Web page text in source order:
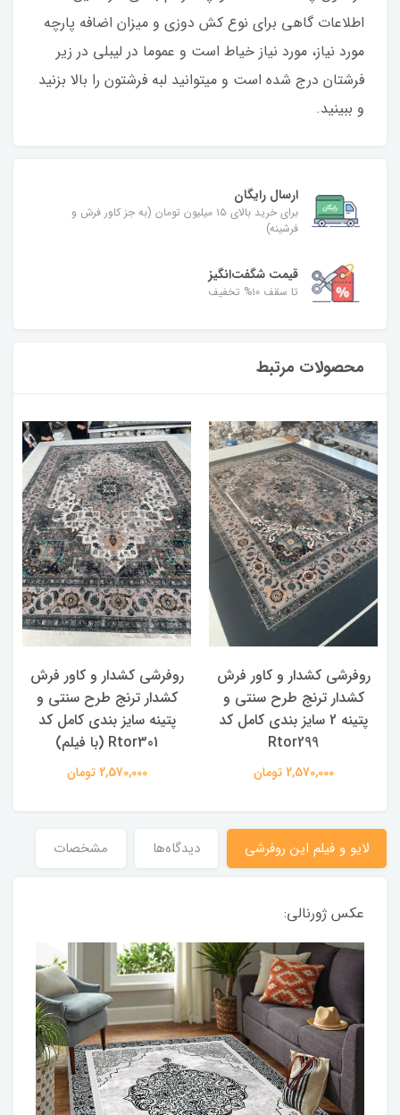
اطلاعات گاهی برای نوع کش دوزی و میزان اضافه پارچه
مورد نیاز، مورد نیاز خیاط است و عموما در لیبلی در زیر
فرشتان درج شده است و میتوانید لبه فرشتون را بالا بزنید
و ببینید.
ارسال رایگان
برای خرید بالای ۱۵ میلیون تومان (به جز کاور فرش و
فرشینه)
قیمت شگفت‌انگیز
تا سقف ۱۰% تخفیف
محصولات مرتبط
روفرشی کشدار و کاور فرش
کشدار ترنج طرح سنتی و
پتینه 2 سایز بندی کامل کد
Rtor299
2,570,000 تومان
روفرشی کشدار و کاور فرش
کشدار ترنج طرح سنتی و
پتینه سایز بندی کامل کد
Rtor301 (با فیلم)
2,570,000 تومان
لایو و فیلم این روفرشی دیدگاه‌ها مشخصات
عکس ژورنالی: